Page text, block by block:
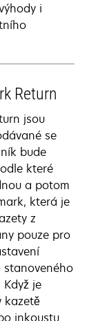
i
Return
jsou
se
bude
které
a potom
která je
z
pouze pro
je
kazetě
inkoustu.